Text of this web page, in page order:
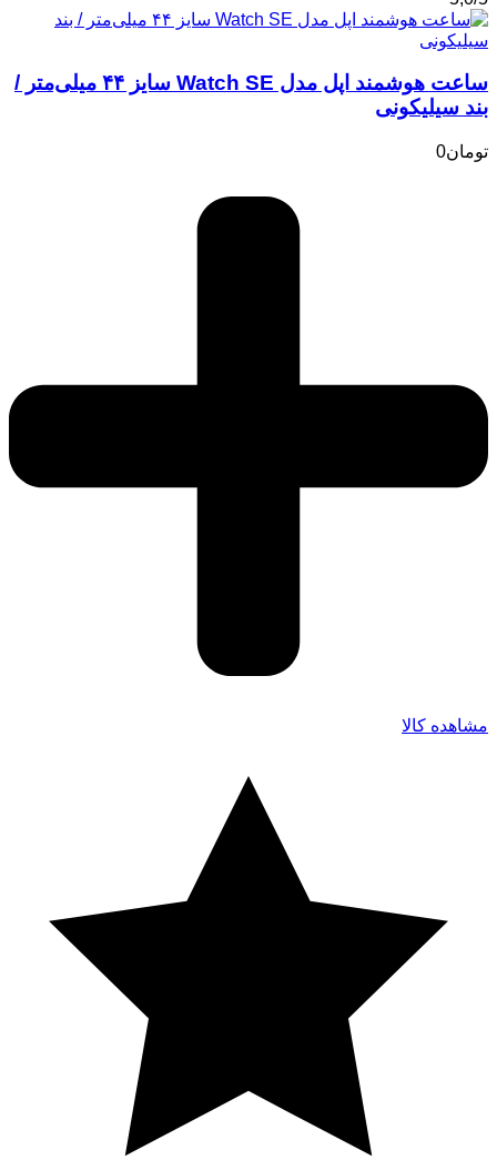
ساعت هوشمند اپل مدل Watch SE سایز ۴۴ میلی‌متر /
بند سیلیکونی
تومان0
مشاهده کالا